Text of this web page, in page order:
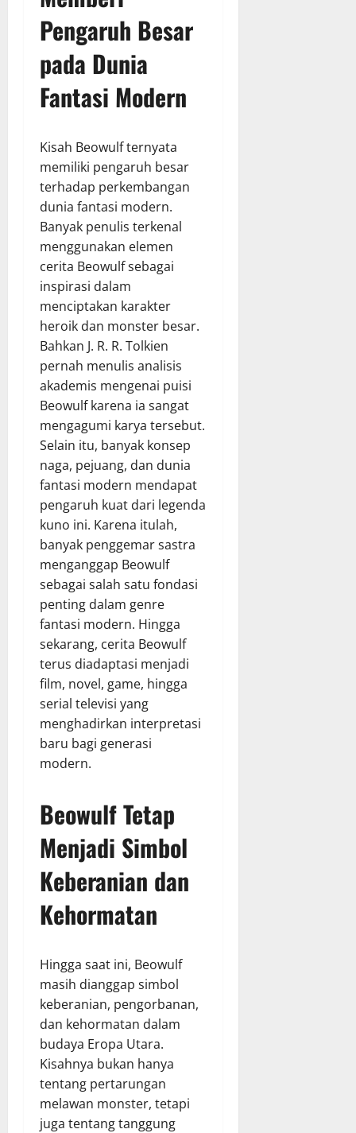
Pengaruh Besar
pada Dunia
Fantasi Modern
Kisah Beowulf ternyata
memiliki pengaruh besar
terhadap perkembangan
dunia fantasi modern.
Banyak penulis terkenal
menggunakan elemen
cerita Beowulf sebagai
inspirasi dalam
menciptakan karakter
heroik dan monster besar.
Bahkan J. R. R. Tolkien
pernah menulis analisis
akademis mengenai puisi
Beowulf karena ia sangat
mengagumi karya tersebut.
Selain itu, banyak konsep
naga, pejuang, dan dunia
fantasi modern mendapat
pengaruh kuat dari legenda
kuno ini. Karena itulah,
banyak penggemar sastra
menganggap Beowulf
sebagai salah satu fondasi
penting dalam genre
fantasi modern. Hingga
sekarang, cerita Beowulf
terus diadaptasi menjadi
film, novel, game, hingga
serial televisi yang
menghadirkan interpretasi
baru bagi generasi
modern.
Beowulf Tetap
Menjadi Simbol
Keberanian dan
Kehormatan
Hingga saat ini, Beowulf
masih dianggap simbol
keberanian, pengorbanan,
dan kehormatan dalam
budaya Eropa Utara.
Kisahnya bukan hanya
tentang pertarungan
melawan monster, tetapi
juga tentang tanggung